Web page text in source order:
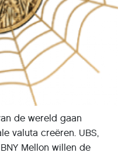
de wereld gaan
valuta creëren. UBS,
Mellon willen de